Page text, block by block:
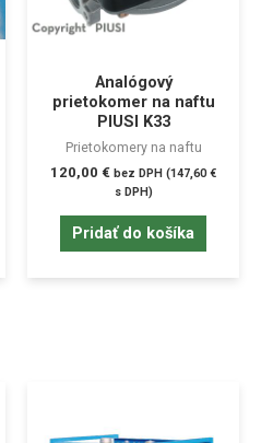
Analógový
prietokomer na naftu
PIUSI K33
Prietokomery na naftu
120,00 € bez DPH (147,60€
s DPH)
Pridať do košíka